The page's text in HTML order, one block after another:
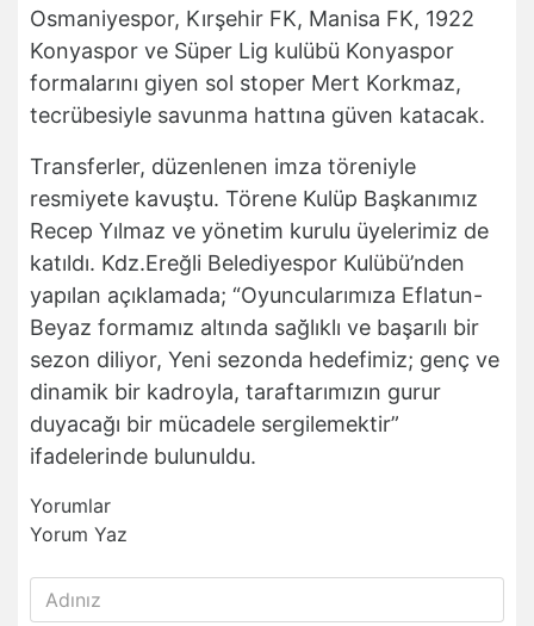
Osmaniyespor, Kırşehir FK, Manisa FK, 1922
Konyaspor ve Süper Lig kulübü Konyaspor
formalarını giyen sol stoper Mert Korkmaz,
tecrübesiyle savunma hattına güven katacak.
Transferler, düzenlenen imza töreniyle
resmiyete kavuştu. Törene Kulüp Başkanımız
Recep Yılmaz ve yönetim kurulu üyelerimiz de
katıldı. Kdz.Ereğli Belediyespor Kulübü’nden
yapılan açıklamada; “Oyuncularımıza Eflatun-
Beyaz formamız altında sağlıklı ve başarılı bir
sezon diliyor, Yeni sezonda hedefimiz; genç ve
dinamik bir kadroyla, taraftarımızın gurur
duyacağı bir mücadele sergilemektir”
ifadelerinde bulunuldu.
Yorumlar
Yorum Yaz